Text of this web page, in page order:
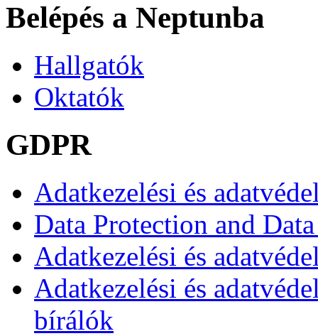
Belépés a Neptunba
Hallgatók
Oktatók
GDPR
Adatkezelési és
Data Protection and
Adatkezelési és
Adatkezelési és
bírálók